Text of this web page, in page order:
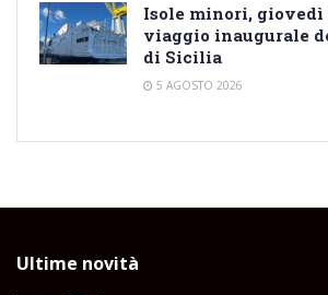
Isole minori, giovedì
viaggio inaugurale
di Sicilia
5 AGOSTO 2026
Ultime novità